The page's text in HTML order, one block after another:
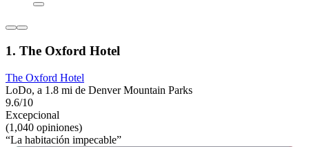
1. The Oxford Hotel
The Oxford Hotel
LoDo, a 1.8 mi de Denver Mountain Parks
9.6/10
Excepcional
(1,040 opiniones)
“La habitación impecable”